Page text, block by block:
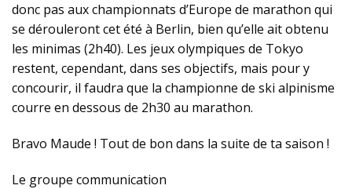
donc pas aux championnats d’Europe de marathon qui
se dérouleront cet été à Berlin, bien qu’elle ait obtenu
les minimas (2h40). Les jeux olympiques de Tokyo
restent, cependant, dans ses objectifs, mais pour y
concourir, il faudra que la championne de ski alpinisme
courre en dessous de 2h30 au marathon.
Bravo Maude ! Tout de bon dans la suite de ta saison !
Le groupe communication